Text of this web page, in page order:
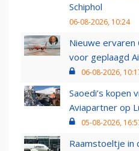
Schiphol
06-08-2026, 10:24
Nieuwe ervaren
voor geplaagd
06-08-2026,
Saoedi’s kopen
Aviapartner op
05-08-2026,
Raamstoeltje in